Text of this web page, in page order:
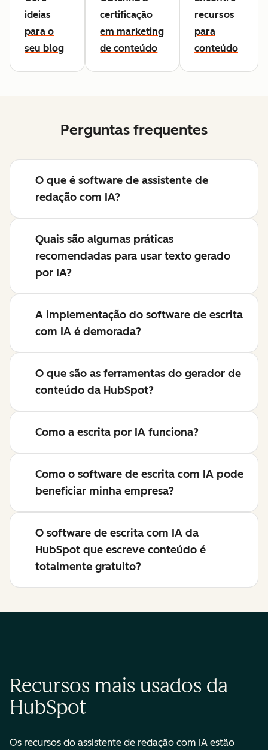
ideias
para o
seu blog
certificação
em marketing
de conteúdo
recursos
para
conteúdo
Perguntas frequentes
O que é software de assistente de
redação com IA?
Quais são algumas práticas
recomendadas para usar texto gerado
por IA?
A implementação do software de escrita
com IA é demorada?
O que são as ferramentas do gerador de
conteúdo da HubSpot?
Como a escrita por IA funciona?
Como o software de escrita com IA pode
beneficiar minha empresa?
O software de escrita com IA da
HubSpot que escreve conteúdo é
totalmente gratuito?
Recursos mais usados da
HubSpot
Os recursos do assistente de redação com IA estão